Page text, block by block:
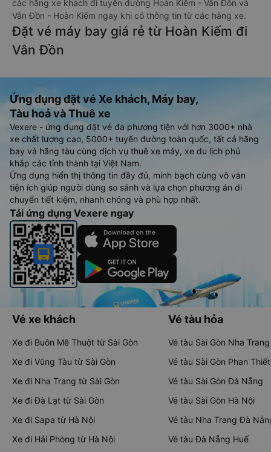
các hãng xe khách đi tuyến đường Hoàn Kiếm - Vân Đồn và
Vân Đồn - Hoàn Kiếm ngay khi có thông tin từ các hãng xe.
Đặt vé máy bay giá rẻ từ Hoàn Kiếm đi
Vân Đồn
Ứng dụng đặt vé Xe khách, Máy bay,
Tàu hoả và Thuê xe
Vexere - ứng dụng đặt vé đa phương tiện với hơn 3000+ nhà
xe chất lượng cao, 5000+ tuyến đường toàn quốc, tất cả hãng
bay và hãng tàu cùng dịch vụ thuê xe máy, xe du lịch phủ
khắp các tỉnh thành tại Việt Nam.
Ứng dụng hiển thị thông tin đầy đủ, minh bạch cùng vô vàn
tiện ích giúp người dùng so sánh và lựa chọn phương án di
chuyển tiết kiệm, nhanh chóng và phù hợp nhất.
Tải ứng dụng Vexere ngay
Vé xe khách
Xe đi Buôn Mê Thuột từ Sài Gòn
Xe đi Vũng Tàu từ Sài Gòn
Xe đi Nha Trang từ Sài Gòn
Xe đi Đà Lạt từ Sài Gòn
Xe đi Sapa từ Hà Nội
Xe đi Hải Phòng từ Hà Nội
Vé tàu hỏa
Vé tàu Sài Gòn Nha Trang
Vé tàu Sài Gòn Phan Thiết
Vé tàu Sài Gòn Đà Nẵng
Vé tàu Sài Gòn Hà Nội
Vé tàu Nha Trang Đà
Vé tàu Đà Nẵng Huế